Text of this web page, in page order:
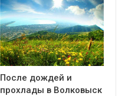
После дождей и
прохлады в Волковыск